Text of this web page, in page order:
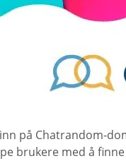
på Chatrandom-
brukere med å